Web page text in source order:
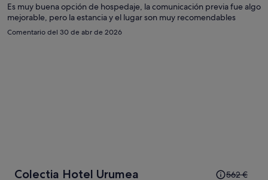
por
persona
Es muy buena opción de hospedaje, la comunicación previa fue algo
mejorable, pero la estancia y el lugar son muy recomendables
Comentario del 30 de abr de 2026
Colectia Hotel Urumea
El
562 €